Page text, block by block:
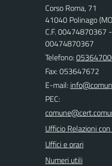
Corso Roma, 71
41040 Polinago
C.F. 00474870367
00474870367
Telefono:
Fax: 053647672
E-mail:
PEC:
Ufficio Relazioni
Uffici e orari
Numeri utili